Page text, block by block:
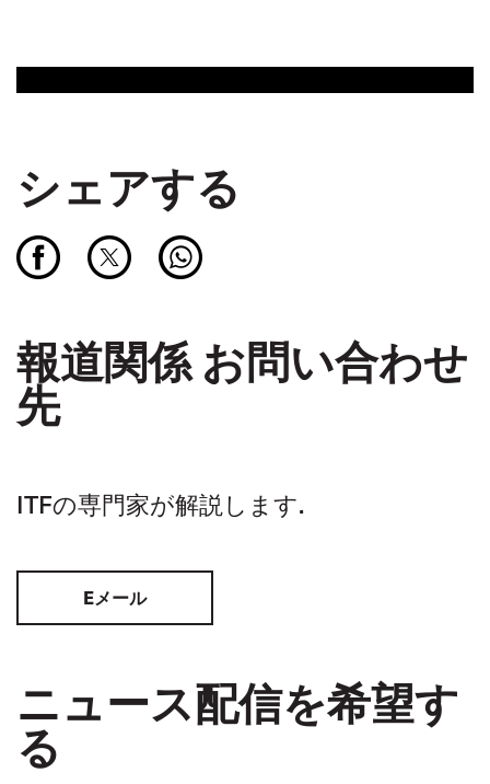
シェアする
報道関係 お問い合わせ
先
ITFの専門家が解説します.
Eメール
ニュース配信を希望す
る